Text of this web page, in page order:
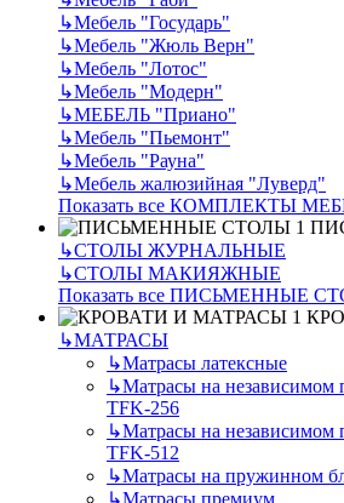
↳Мебель "Государь"
↳Мебель "Жюль Верн"
↳Мебель "Лотос"
↳Мебель "Модерн"
↳МЕБЕЛЬ "Приано"
↳Мебель "Пьемонт"
↳Мебель "Рауна"
↳Мебель жалюзийная "Луверд"
Показать все КОМПЛЕКТЫ
↳СТОЛЫ ЖУРНАЛЬНЫЕ
↳СТОЛЫ МАКИЯЖНЫЕ
Показать все ПИСЬМЕННЫЕ
↳МАТРАСЫ
↳Матрасы латексные
↳Матрасы на независимом
TFK-256
↳Матрасы на независимом
TFK-512
↳Матрасы на пружинном
↳Матрасы премиум